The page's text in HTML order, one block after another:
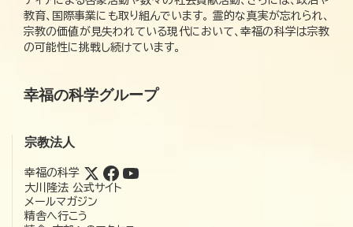
教育、国際事業にも取り組んでいます。 霊的な真実が忘れられ、
宗教の価値が見失われている現代において、幸福の科学は宗教
の可能性に挑戦し続けています。
幸福の科学グループ
宗教法人
幸福の科学
大川隆法 公式サイト
メールマガジン
精舎へ行こう